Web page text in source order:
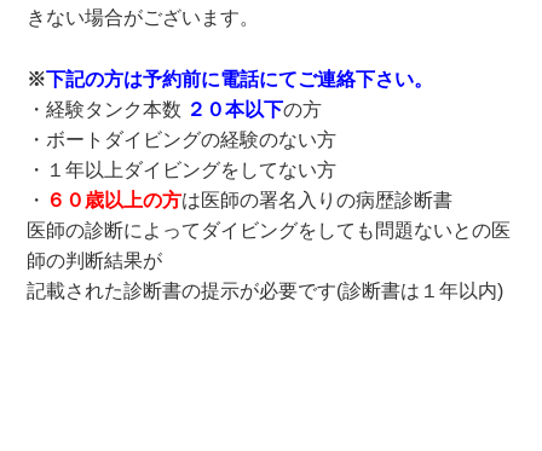
きない場合がございます。
※下記の方は予約前に電話にてご連絡下さい。
・経験タンク本数 ２０本以下の方
・ボートダイビングの経験のない方
・１年以上ダイビングをしてない方
・ ６０歳以上の方は医師の署名入りの病歴診断書
医師の診断によってダイビングをしても問題ないとの医
師の判断結果が
記載された診断書の提示が必要です(診断書は１年以内)